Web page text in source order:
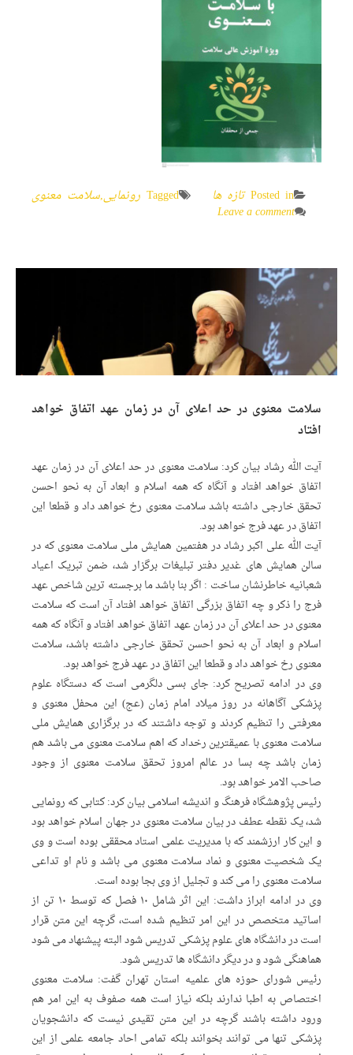
Posted in تازه ها Tagged رونمایی,سلامت معنوی
Leave a comment
سلامت معنوی در حد اعلای آن در زمان عهد اتفاق خواهد
افتاد
آیت الله رشاد بیان کرد: سلامت معنوی در حد اعلای آن در زمان عهد
اتفاق خواهد افتاد و آنگاه که همه اسلام و ابعاد آن به نحو احسن
تحقق خارجی داشته باشد سلامت معنوی رخ خواهد داد و قطعا این
اتفاق در عهد فرج خواهد بود.
آیت الله علی اکبر رشاد در هفتمین همایش ملی سلامت معنوی که در
سالن همایش های غدیر دفتر تبلیغات برگزار شد، ضمن تبریک اعیاد
شعبانیه خاطرنشان ساخت : اگر بنا باشد ما برجسته ترین شاخص عهد
فرج را ذکر و چه اتفاق بزرگی اتفاق خواهد افتاد آن است که سلامت
معنوی در حد اعلای آن در زمان عهد اتفاق خواهد افتاد و آنگاه که همه
اسلام و ابعاد آن به نحو احسن تحقق خارجی داشته باشد، سلامت
معنوی رخ خواهد داد و قطعا این اتفاق در عهد فرج خواهد بود.
وی در ادامه تصریح کرد: جای بسی دلگرمی است که دستگاه علوم
پزشکی آگاهانه در روز میلاد امام زمان (عج) این محفل معنوی و
معرفتی را تنظیم کردند و توجه داشتند که در برگزاری همایش ملی
سلامت معنوی با عمیقترین رخداد که اهم سلامت معنوی می باشد هم
زمان باشد چه بسا در عالم امروز تحقق سلامت معنوی از وجود
صاحب الامر خواهد بود.
رئیس پژوهشگاه فرهنگ و اندیشه اسلامی بیان کرد: کتابی که رونمایی
شد، یک نقطه عطف در بیان سلامت معنوی در جهان اسلام خواهد بود
و این کار ارزشمند که با مدیریت علمی استاد محققی بوده است و وی
یک شخصیت معنوی و نماد سلامت معنوی می باشد و نام او تداعی
سلامت معنوی را می کند و تجلیل از وی بجا بوده است.
وی در ادامه ابراز داشت: این اثر شامل ۱۰ فصل که توسط ۱۰ تن از
اساتید متخصص در این امر تنظیم شده است، گرچه این متن قرار
است در دانشگاه های علوم پزشکی تدریس شود البته پیشنهاد می شود
هماهنگی شود و در دیگر دانشگاه ها تدریس شود.
رئیس شورای حوزه های علمیه استان تهران گفت: سلامت معنوی
اختصاص به اطبا ندارند بلکه نیاز است همه صفوف به این امر هم
ورود داشته باشند گرچه در این متن تقیدی نیست که دانشجویان
پزشکی تنها می توانند بخوانند بلکه تمامی احاد جامعه علمی از این